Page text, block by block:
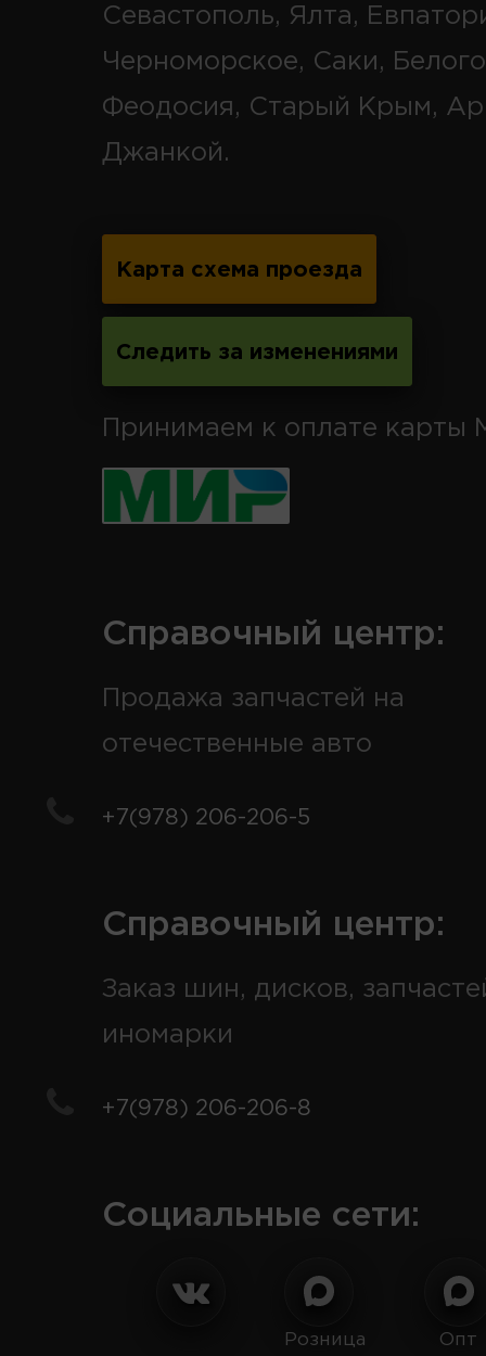
Севастополь, Ялта,
Черноморское, Саки,
Феодосия, Старый Крым,
Джанкой.
Карта схема проезда
Следить за изменениями
Принимаем к оплате карты
Справочный центр:
Продажа запчастей на
отечественные авто
+7(978) 206-206-5
Справочный центр:
Заказ шин, дисков,
иномарки
+7(978) 206-206-8
Социальные сети:
Розница Опт